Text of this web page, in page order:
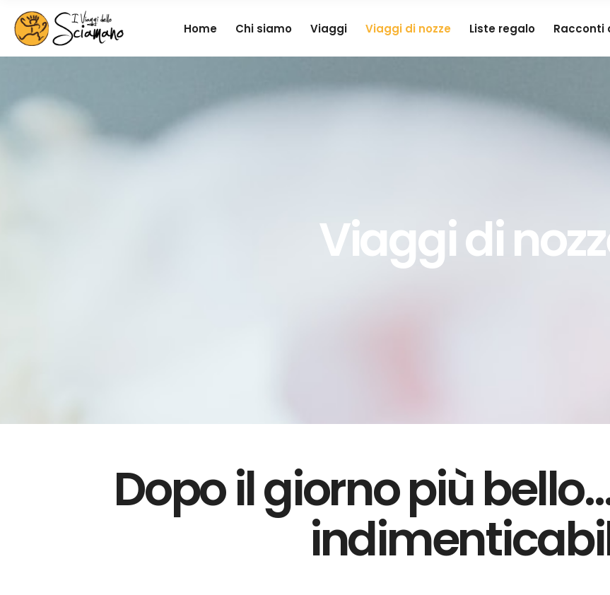
Home Chi siamo Viaggi Viaggi di nozze Liste regalo Racconti
Viaggi di
Dopo il giorno più